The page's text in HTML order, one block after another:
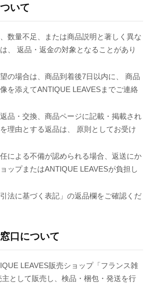
いて
数量不足、または商品説明と著しく異な
、 返品・返金の対象となることがあり
の場合は、商品到着後7日以内に、 商品
を添えてANTIQUE LEAVESまでご連絡
品・交換、商品ページに記載・掲載され
理由とする返品は、 原則としてお受け
による不備が認められる場合、返送にか
ップまたはANTIQUE LEAVESが負担し
法に基づく表記」の返品欄をご確認くだ
口について
LEAVES販売ショップ「フランス雑
として販売し、検品・梱包・発送を行